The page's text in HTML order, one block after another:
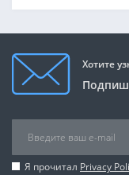
Хотите
Я прочитал Privacy